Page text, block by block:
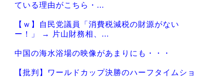
ている理由がこちら・...
【ｗ】自民党議員「消費税減税の財源がない
ー！」 → 片山財務相、...
中国の海水浴場の映像があまりにも・・・
【批判】ワールドカップ決勝のハーフタイムショ